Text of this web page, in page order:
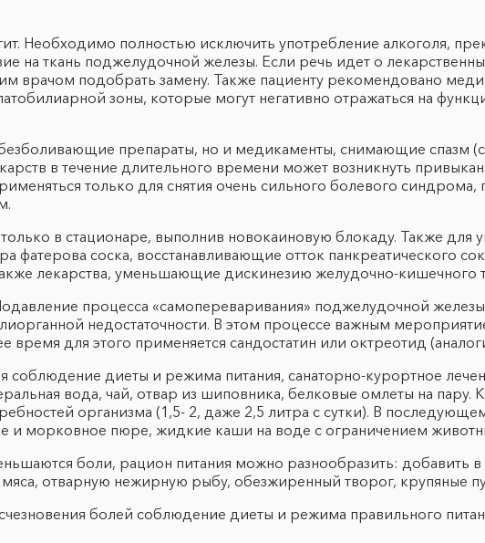
Необходимо полностью исключить употребление алкоголя,
на ткань поджелудочной железы. Если речь идет о
врачом подобрать замену. Также пациенту рекомендовано
зоны, которые могут негативно отражаться на
препараты, но и медикаменты, снимающие спазм
в течение длительного времени может возникнуть
только для снятия очень сильного болевого синдрома,
в стационаре, выполнив новокаиновую блокаду. Также для
соска, восстанавливающие отток панкреатического
лекарства, уменьшающие дискинезию желудочно-кишечного
процесса «самопереваривания» поджелудочной
недостаточности. В этом процессе важным
для этого применяется сандостатин или октреотид
соблюдение диеты и режима питания, санаторно-курортное
вода, чай, отвар из шиповника, белковые омлеты на пару.
организма (1,5- 2, даже 2,5 литра с сутки). В
и морковное пюре, жидкие каши на воде с ограничением
боли, рацион питания можно разнообразить: добавить в
отварную нежирную рыбу, обезжиренный творог, крупяные
болей соблюдение диеты и режима правильного